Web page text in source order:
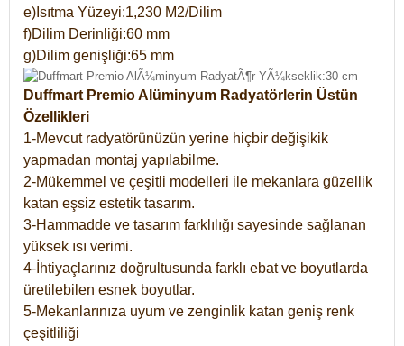
e)Isıtma Yüzeyi:1,230 M2/Dilim
f)Dilim Derinliği:60 mm
g)Dilim genişliği:65 mm
Duffmart Premio Alüminyum Radyatörlerin Üstün
Özellikleri
1-Mevcut radyatörünüzün yerine hiçbir değişikik
yapmadan montaj yapılabilme.
2-Mükemmel ve çeşitli modelleri ile mekanlara güzellik
katan eşsiz estetik tasarım.
3-Hammadde ve tasarım farklılığı sayesinde sağlanan
yüksek ısı verimi.
4-İhtiyaçlarınız doğrultusunda farklı ebat ve boyutlarda
üretilebilen esnek boyutlar.
5-Mekanlarınıza uyum ve zenginlik katan geniş renk
çeşitliliği